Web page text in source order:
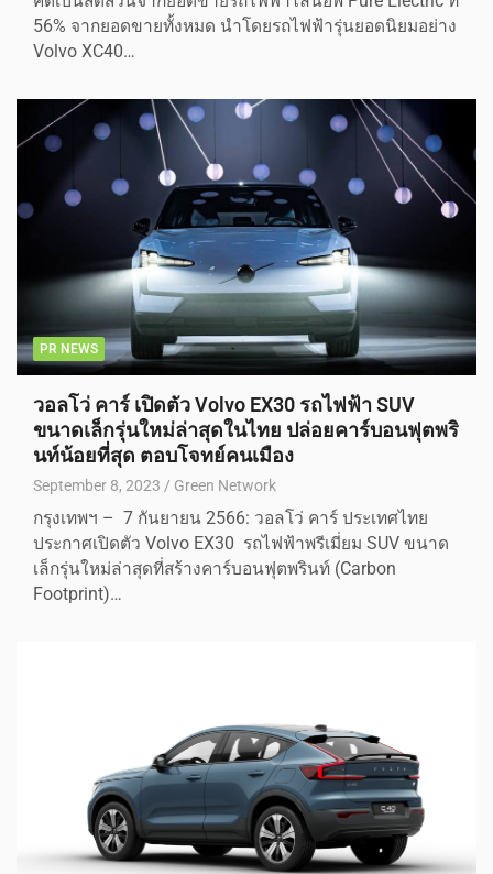
56% จากยอดขายทั้งหมด นำโดยรถไฟฟ้ารุ่นยอดนิยมอย่าง
Volvo XC40…
PR NEWS
วอลโว่ คาร์ เปิดตัว Volvo EX30 รถไฟฟ้า SUV
ขนาดเล็กรุ่นใหม่ล่าสุดในไทย ปล่อยคาร์บอนฟุตพริ
นท์น้อยที่สุด ตอบโจทย์คนเมือง
September 8, 2023 Green Network
กรุงเทพฯ – 7 กันยายน 2566: วอลโว่ คาร์ ประเทศไทย
ประกาศเปิดตัว Volvo EX30 รถไฟฟ้าพรีเมี่ยม SUV ขนาด
เล็กรุ่นใหม่ล่าสุดที่สร้างคาร์บอนฟุตพรินท์ (Carbon
Footprint)…